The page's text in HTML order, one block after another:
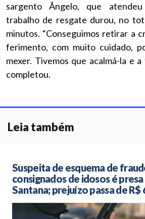
sargento Ângelo, que
trabalho de resgate durou, no
minutos. “Conseguimos retirar a
ferimento, com muito cuidado,
mexer. Tivemos que acalmá-la e a
completou.
Leia também
Suspeita de esquema de
consignados de idosos é
Santana; prejuízo passa de R$